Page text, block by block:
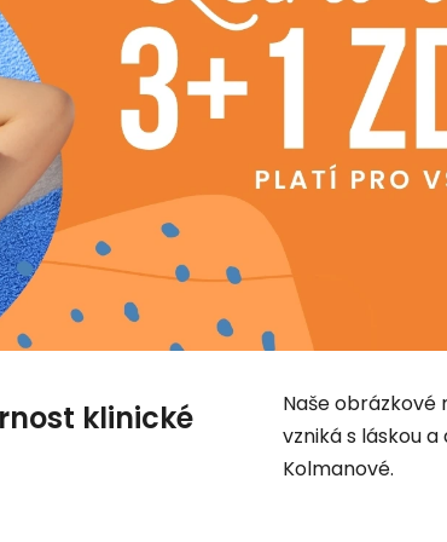
klinické
Naše obrázkové
vzniká s láskou
Kolmanové.